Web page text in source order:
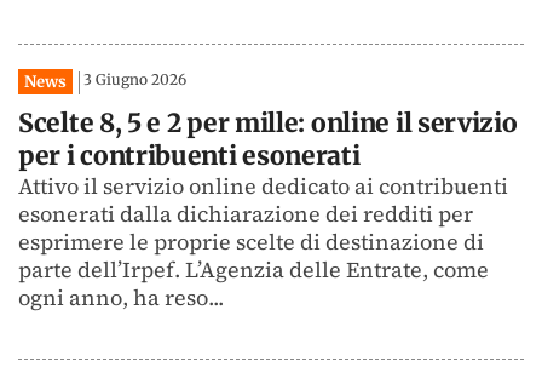
News 3 Giugno 2026
Scelte 8, 5 e 2 per mille: online il servizio
per i contribuenti esonerati
Attivo il servizio online dedicato ai contribuenti
esonerati dalla dichiarazione dei redditi per
esprimere le proprie scelte di destinazione di
parte dell’Irpef. L’Agenzia delle Entrate, come
ogni anno, ha reso...